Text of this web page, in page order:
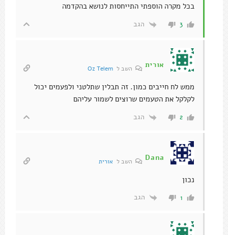
בכל מקרה הוספתי התייחסות לנושא בהקדמה
3 הגב
אורית השב לOz Telem
ממש לח חייבים כמון. זה תבלין שתלטני ולפעמים יכול
לקלקל את הטעמים שרוצים לשמור עליהם
2 הגב
Dana השב ל אורית
נכון
1 הגב